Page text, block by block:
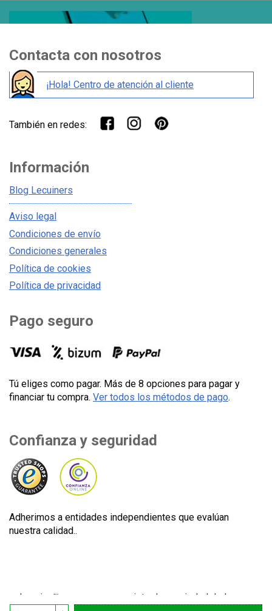
Contacta con nosotros
¡Hola! Centro de atención al cliente
También en redes:
Información
Blog Lecuiners
Aviso legal
Condiciones de envío
Condiciones generales
Política de cookies
Política de privacidad
Pago seguro
Tú eliges como pagar. Más de 8 opciones para pagar y
financiar tu compra. Ver todos los métodos de pago.
Confianza y seguridad
Adherimos a entidades independientes que evalúan
nuestra calidad..
Lecuine™ es una marca registrada propiedad de Lecom